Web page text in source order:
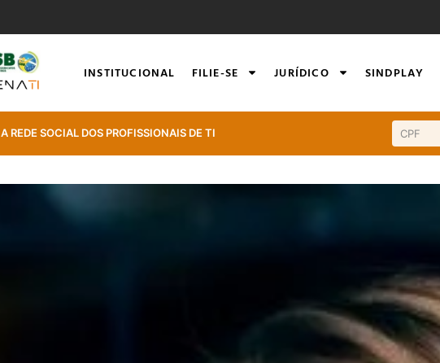
INSTITUCIONAL FILIE-SE JURÍDICO SINDPLAY
A REDE SOCIAL DOS PROFISSIONAIS DE TI